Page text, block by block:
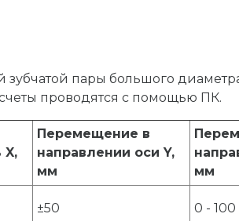
пары большого
проводятся с помощью ПК.
X,
Перемещение в
направлении оси Y,
мм
мм
±50 0 - 100